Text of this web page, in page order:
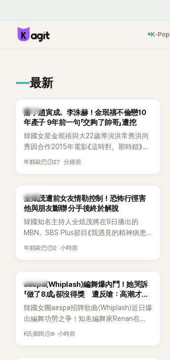
K-Pop
最新
韓星
掰了趙寅成、李洙赫！金珉禧不倫戀10
年產子 9年前一句「交夠了帥哥」遭挖
韓國女星金珉禧與大22歲導演洪常秀洪尚
秀因合作2015年電影《這時對，那時錯》擦
出愛火，兩人不倫戀曝光後一路交往至
Nowhere To Lay My Eyes）正式回歸大銀
幕，這也是她產後首度以演員身分復出。
不過，新片尚未上映，她9年前電影中的一
句台詞卻突然被韓網翻出，意外再度掀起
熱議。
年糕歐巴 27 分鐘前
韓星
全炫茂遭前女友情勒控制！恐怖行徑害
他與朋友斷聯 分手後終於解脫
韓國知名主持人全炫茂將在9日播出的
MBN、SBS Plus節目《我遇見的精神病患》
（내가 만난 사이코패스）中，首度坦承一段
的一句「歡迎回來」，更讓他至今印象深刻。
年糕歐巴 2 小時前
K-POP
aespa〈Whiplash〉編舞爆內鬥！她哭訴
「做了8成」卻沒得獎 遭反嗆：高潮才是
關鍵
韓國女團aespa招牌歌曲〈Whiplash〉近日爆
出編舞功勞之爭！知名編舞家Renan在
Mnet新節目《Street World Fighter：
K氏鄉民 9 小時前